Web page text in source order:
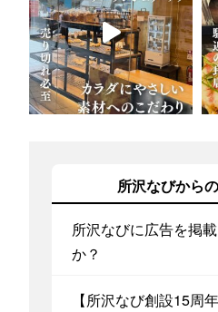
所沢なびから
所沢なびに広告を掲
か？
【所沢なび創設15周